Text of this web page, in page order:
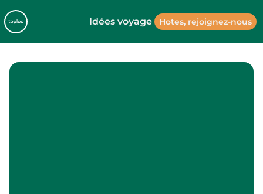
Idées voyage Hotes, rejoignez-nous